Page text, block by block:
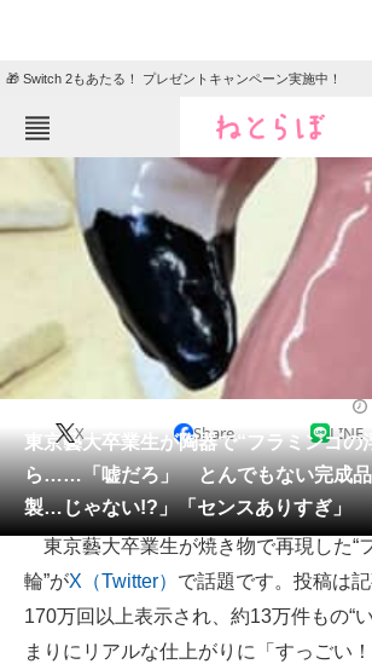
🎁 Switch 2もあたる！ プレゼントキャンペーン実施中！
ねとらぼメニュー
ニュース
クイズ
地域
住まい 教育・育児
動物
会員記事
メディア
注目記事を集めた総合ページ
ITの今と未来を見通す
スマホと通信の最新トレンド
東京藝大卒業生が陶器で“フラミンゴの
ら……「嘘だろ」 とんでもない完成品
製…じゃない!?」「センスありすぎ」
X Share LINE
東京藝大卒業生が焼き物で再現した“
輪”がX（Twitter） で話題です。投稿は
170万回以上表示され、約13万件もの“
まりにリアルな仕上がりに「すっごい